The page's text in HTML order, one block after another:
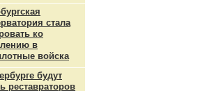
стала
ко
в
войска
будут
реставраторов